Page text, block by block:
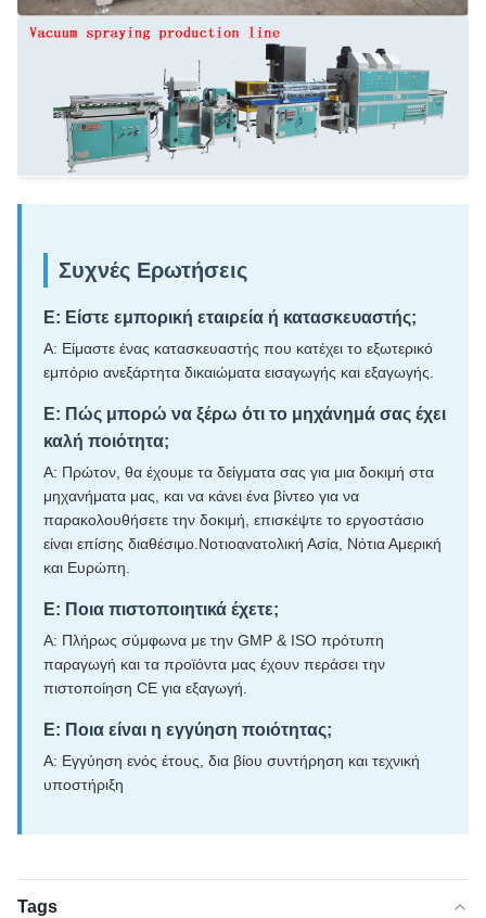
Συχνές Ερωτήσεις
Ε: Είστε εμπορική εταιρεία ή κατασκευαστής;
Α: Είμαστε ένας κατασκευαστής που κατέχει το εξωτερικό
εμπόριο ανεξάρτητα δικαιώματα εισαγωγής και εξαγωγής.
Ε: Πώς μπορώ να ξέρω ότι το μηχάνημά σας έχει
καλή ποιότητα;
Α: Πρώτον, θα έχουμε τα δείγματα σας για μια δοκιμή στα
μηχανήματα μας, και να κάνει ένα βίντεο για να
παρακολουθήσετε την δοκιμή, επισκέψτε το εργοστάσιο
είναι επίσης διαθέσιμο.Νοτιοανατολική Ασία, Νότια Αμερική
και Ευρώπη.
Ε: Ποια πιστοποιητικά έχετε;
Α: Πλήρως σύμφωνα με την GMP & ISO πρότυπη
παραγωγή και τα προϊόντα μας έχουν περάσει την
πιστοποίηση CE για εξαγωγή.
Ε: Ποια είναι η εγγύηση ποιότητας;
Α: Εγγύηση ενός έτους, δια βίου συντήρηση και τεχνική
υποστήριξη
Tags